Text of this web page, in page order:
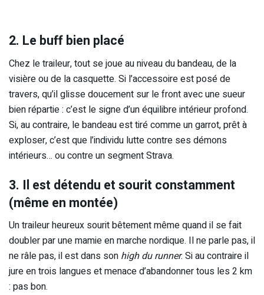
2. Le buff bien placé
Chez le traileur, tout se joue au niveau du bandeau, de la
visière ou de la casquette. Si l’accessoire est posé de
travers, qu’il glisse doucement sur le front avec une sueur
bien répartie : c’est le signe d’un équilibre intérieur profond.
Si, au contraire, le bandeau est tiré comme un garrot, prêt à
exploser, c’est que l’individu lutte contre ses démons
intérieurs… ou contre un segment Strava.
3. Il est détendu et sourit constamment
(même en montée)
Un traileur heureux sourit bêtement même quand il se fait
doubler par une mamie en marche nordique. Il ne parle pas, il
ne râle pas, il est dans son high du runner. Si au contraire il
jure en trois langues et menace d’abandonner tous les 2 km
: pas bon.